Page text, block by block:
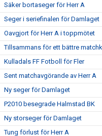
Säker bortaseger för Herr A
Seger i seriefinalen för Damlaget
Oavgjort för Herr A i toppmötet
Tillsammans för ett bättre
Kulladals FF Fotboll för Fler
Sent matchavgörande av Herr A
Ny seger för Damlaget
P2010 besegrade Halmstad BK
Ny storseger för Damlaget
Tung förlust för Herr A